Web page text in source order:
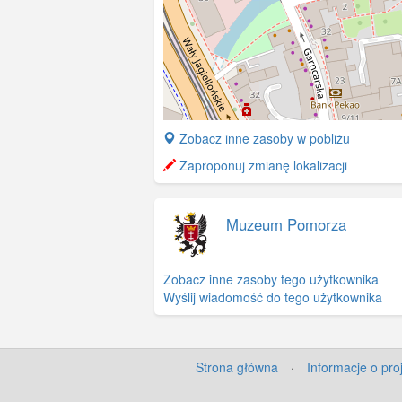
+
−
Zobacz inne zasoby w pobliżu
Zaproponuj zmianę lokalizacji
Muzeum Pomorza
Zobacz inne zasoby tego użytkownika
Wyślij wiadomość do tego użytkownika
Strona główna · Informacje o